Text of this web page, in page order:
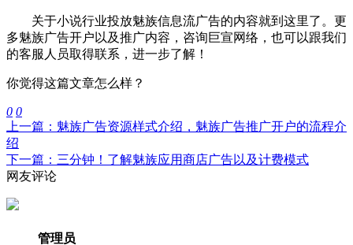
关于小说行业投放魅族信息流广告的内容就到这里了。更
多魅族广告开户以及推广内容，咨询巨宣网络，也可以跟我们
的客服人员取得联系，进一步了解！
你觉得这篇文章怎么样？
0 0
上一篇：魅族广告资源样式介绍，魅族广告推广开户的流程介
绍
下一篇：三分钟！了解魅族应用商店广告以及计费模式
网友评论
管理员